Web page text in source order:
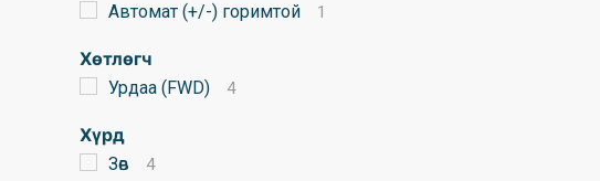
Автомат (+/-) горимтой 1
Хөтлөгч
Урдаа (FWD) 4
Хүрд
Зөв 4